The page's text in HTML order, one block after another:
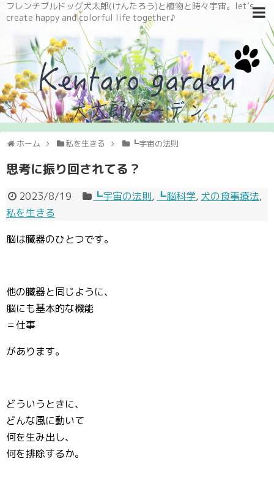
フレンチブルドッグ犬太郎(けんたろう)と植物と時々宇宙。let’s
create happy and colorful life together♪
ホーム 私を生きる ┗宇宙の法則
思考に振り回されてる？
2023/8/19 ┗宇宙の法則, ┗脳科学, 犬の食事療法,
私を生きる
脳は臓器のひとつです。
他の臓器と同じように、
脳にも基本的な機能
＝仕事
があります。
どういうときに、
どんな風に動いて
何を生み出し、
何を排除するか。